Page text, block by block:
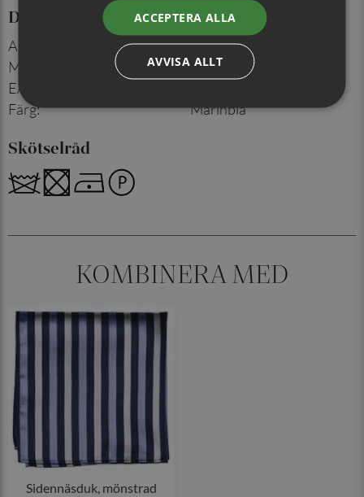
Detaljer
Artikelnummer
713262821
Material
100% siden
EAN
Färg: Marinblå
Skötselråd
KOMBINERA MED
Sidennäsduk, mönstrad
ACCEPTERA ALLA
AVVISA ALLT